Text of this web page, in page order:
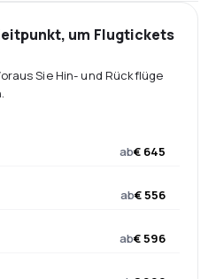
um Flugtickets
Sie Hin- und Rückflüge
ab€ 645
ab€ 556
ab€ 596